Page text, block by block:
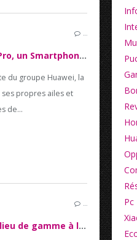
…
Le Honor Magic 4 Pro, un Smartphone haut de gamme qui vaut son prix
du groupe Huawei, la
propres ailes et
de...
…
Le Honor 50, un milieu de gamme à l’excellent rapport qualité/prix
Pc